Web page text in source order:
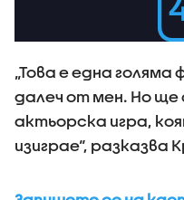
„Това е една
далеч от мен. Но
актьорска игра,
изиграе“, разказва